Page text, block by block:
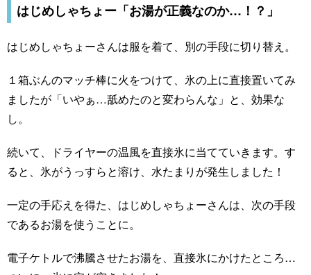
はじめしゃちょー「お湯が正義なのか…！？」
はじめしゃちょーさんは服を着て、別の手段に切り替え。
１箱ぶんのマッチ棒に火をつけて、氷の上に直接置いてみ
ましたが「いやぁ…舐めたのと変わらんな」と、効果な
し。
続いて、ドライヤーの温風を直接氷に当てていきます。す
ると、氷がうっすらと溶け、水たまりが発生しました！
一定の手応えを得た、はじめしゃちょーさんは、次の手段
であるお湯を使うことに。
電子ケトルで沸騰させたお湯を、直接氷にかけたところ…